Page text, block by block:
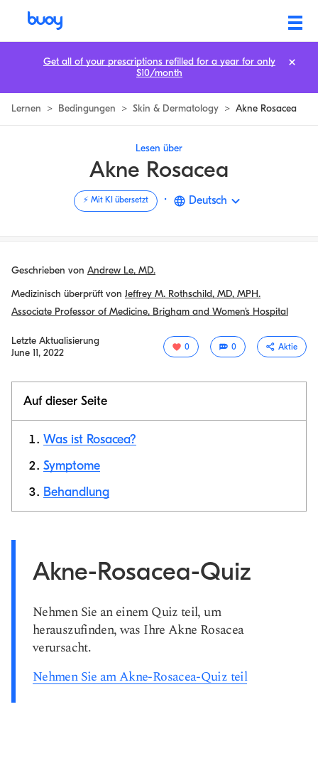
Lernen > Bedingungen > Skin & Dermatology > Akne Rosacea
Lesen über
Akne Rosacea
⚡️ Mit KI übersetzt · Deutsch
Geschrieben von Andrew Le, MD.
Medizinisch überprüft von Jeffrey M. Rothschild, MD, MPH.
Associate Professor of Medicine, Brigham and Women’s Hospital
Letzte Aktualisierung
June 11, 2022
0 0 Aktie
kopieren
Auf dieser Seite
Was ist Rosacea?
Symptome
Behandlung
Akne-Rosacea-Quiz
Nehmen Sie an einem Quiz teil, um
herauszufinden, was Ihre Akne Rosacea
verursacht.
Nehmen Sie am Akne-Rosacea-Quiz teil
Get all of your prescriptions refilled for a year for only
$10/month